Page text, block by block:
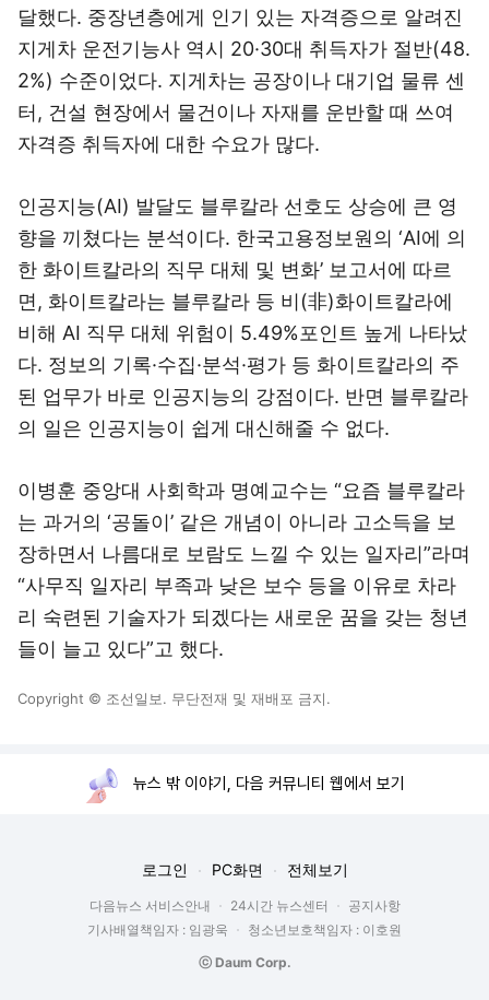
달했다. 중장년층에게 인기 있는 자격증으로 알려진
지게차 운전기능사 역시 20·30대 취득자가 절반(48.
2%) 수준이었다. 지게차는 공장이나 대기업 물류 센
터, 건설 현장에서 물건이나 자재를 운반할 때 쓰여
자격증 취득자에 대한 수요가 많다.
인공지능(AI) 발달도 블루칼라 선호도 상승에 큰 영
향을 끼쳤다는 분석이다. 한국고용정보원의 ‘AI에 의
한 화이트칼라의 직무 대체 및 변화’ 보고서에 따르
면, 화이트칼라는 블루칼라 등 비(非)화이트칼라에
비해 AI 직무 대체 위험이 5.49%포인트 높게 나타났
다. 정보의 기록·수집·분석·평가 등 화이트칼라의 주
된 업무가 바로 인공지능의 강점이다. 반면 블루칼라
의 일은 인공지능이 쉽게 대신해줄 수 없다.
이병훈 중앙대 사회학과 명예교수는 “요즘 블루칼라
는 과거의 ‘공돌이’ 같은 개념이 아니라 고소득을 보
장하면서 나름대로 보람도 느낄 수 있는 일자리”라며
“사무직 일자리 부족과 낮은 보수 등을 이유로 차라
리 숙련된 기술자가 되겠다는 새로운 꿈을 갖는 청년
들이 늘고 있다”고 했다.
Copyright © 조선일보. 무단전재 및 재배포 금지.
뉴스 밖 이야기, 다음 커뮤니티 웹에서 보기
로그인 PC화면 전체보기
다음뉴스 서비스안내 24시간 뉴스센터
공지사항
기사배열책임자 : 임광욱
청소년보호책임자 : 이호원
ⓒ Daum Corp.